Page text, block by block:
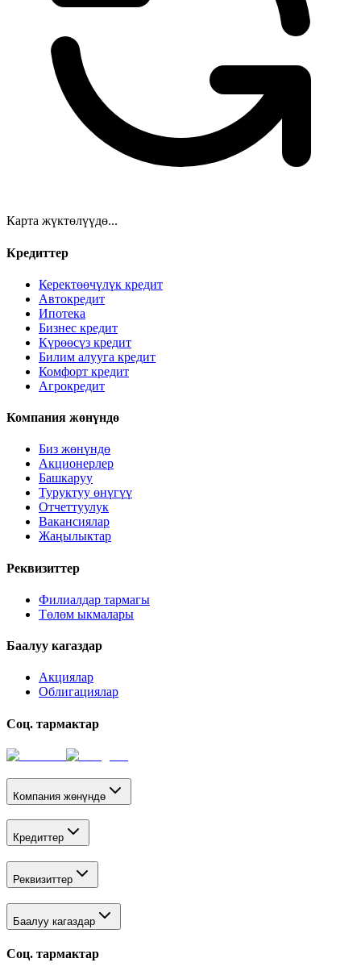
Карта жүктөлүүдө...
Кредиттер
Керектөөчүлүк кредит
Автокредит
Ипотека
Бизнес кредит
Күрөөсүз кредит
Билим алууга кредит
Комфорт кредит
Агрокредит
Компания жөнүндө
Биз жөнүндө
Акционерлер
Башкаруу
Туруктуу өнүгүү
Отчеттуулук
Вакансиялар
Жаңылыктар
Реквизиттер
Филиалдар тармагы
Төлөм ыкмалары
Баалуу кагаздар
Акциялар
Облигациялар
Соц. тармактар
Компания жөнүндө
Кредиттер
Реквизиттер
Баалуу кагаздар
Соц. тармактар